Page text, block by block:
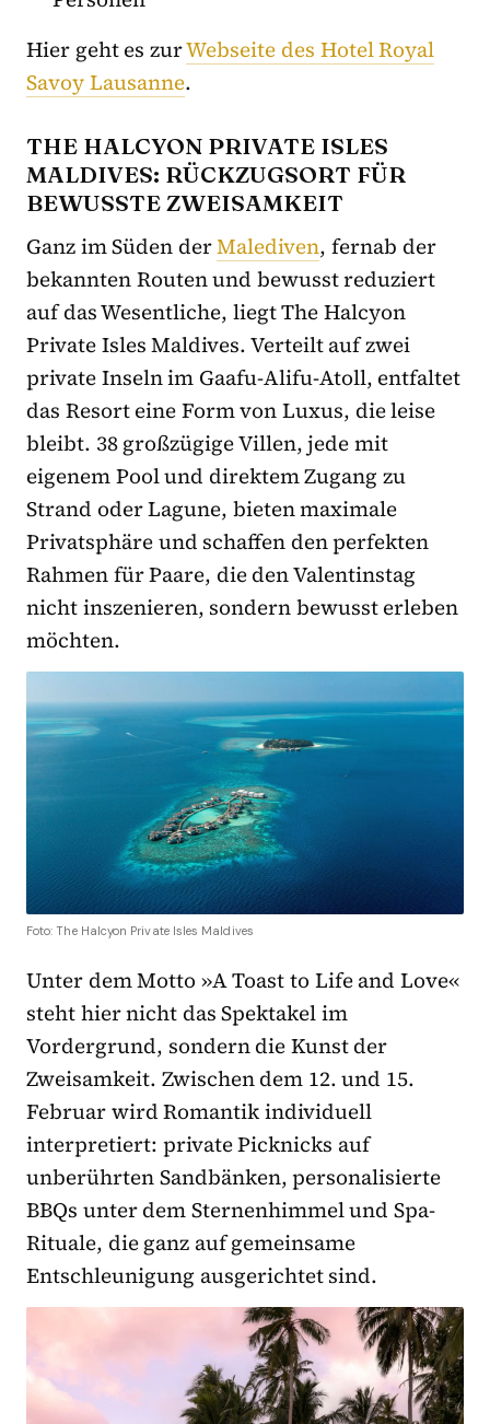
Hier geht es zurWebseite des Hotel Royal
Savoy Lausanne.
THE HALCYON PRIVATE ISLES
MALDIVES: RÜCKZUGSORT FÜR
BEWUSSTE ZWEISAMKEIT
Ganz im Süden derMalediven, fernab der
bekannten Routen und bewusst reduziert
auf das Wesentliche, liegt The Halcyon
Private Isles Maldives. Verteilt auf zwei
private Inseln im Gaafu-Alifu-Atoll, entfaltet
das Resort eine Form von Luxus, die leise
bleibt. 38 großzügige Villen, jede mit
eigenem Pool und direktem Zugang zu
Strand oder Lagune, bieten maximale
Privatsphäre und schaffen den perfekten
Rahmen für Paare, die den Valentinstag
nicht inszenieren, sondern bewusst erleben
möchten.
Foto: The Halcyon Private Isles Maldives
Unter dem Motto »A Toast to Life and Love«
steht hier nicht das Spektakel im
Vordergrund, sondern die Kunst der
Zweisamkeit. Zwischen dem 12. und 15.
Februar wird Romantik individuell
interpretiert: private Picknicks auf
unberührten Sandbänken, personalisierte
BBQs unter dem Sternenhimmel und Spa-
Rituale, die ganz auf gemeinsame
Entschleunigung ausgerichtet sind.